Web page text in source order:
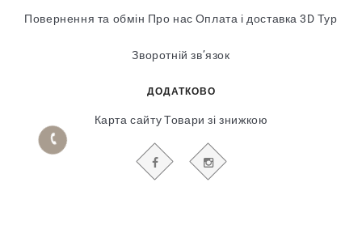
Повернення та обмін Про нас Оплата і доставка 3D Тур
Зворотній зв’язок
ДОДАТКОВО
Карта сайту Товари зі знижкою